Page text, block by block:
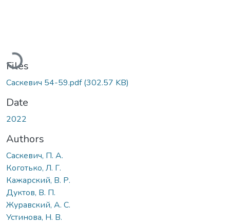
Files
Саскевич 54-59.pdf(302.57 KB)
Date
2022
Authors
Саскевич, П. А.
Коготько, Л. Г.
Кажарский, В. Р.
Дуктов, В. П.
Журавский, А. С.
Устинова, Н. В.